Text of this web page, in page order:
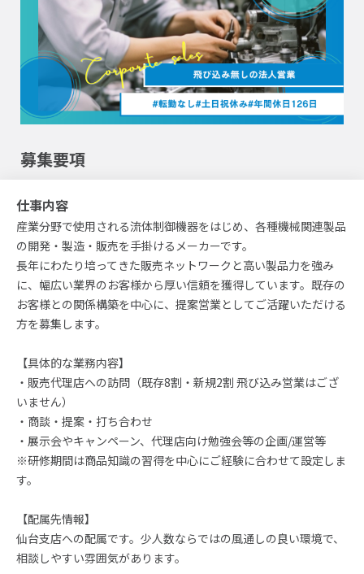
募集要項
仕事内容
産業分野で使用される流体制御機器をはじめ、各種機械関連製品
の開発・製造・販売を手掛けるメーカーです。
長年にわたり培ってきた販売ネットワークと高い製品力を強み
に、幅広い業界のお客様から厚い信頼を獲得しています。既存の
お客様との関係構築を中心に、提案営業としてご活躍いただける
方を募集します。
【具体的な業務内容】
・販売代理店への訪問（既存8割・新規2割 飛び込み営業はござ
いません）
・商談・提案・打ち合わせ
・展示会やキャンペーン、代理店向け勉強会等の企画/運営等
※研修期間は商品知識の習得を中心にご経験に合わせて設定しま
す。
【配属先情報】
仙台支店への配属です。少人数ならではの風通しの良い環境で、
相談しやすい雰囲気があります。